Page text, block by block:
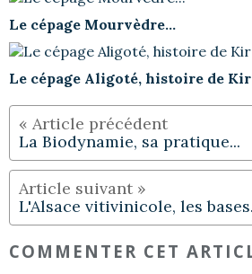
Le cépage Mourvèdre...
Le cépage Aligoté, histoire de
La Biodynamie, sa pratique...
L'Alsace vitivinicole, les
COMMENTER CET